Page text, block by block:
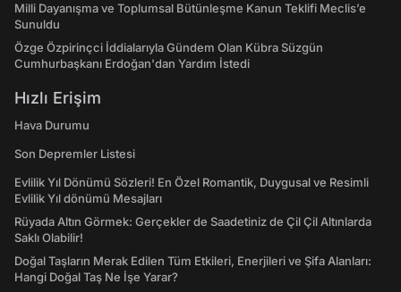
Milli Dayanışma ve Toplumsal Bütünleşme Kanun Teklifi Meclis’e
Sunuldu
Özge Özpirinçci İddialarıyla Gündem Olan Kübra Süzgün
Cumhurbaşkanı Erdoğan'dan Yardım İstedi
Hızlı Erişim
Hava Durumu
Son Depremler Listesi
Evlilik Yıl Dönümü Sözleri! En Özel Romantik, Duygusal ve Resimli
Evlilik Yıl dönümü Mesajları
Rüyada Altın Görmek: Gerçekler de Saadetiniz de Çil Çil Altınlarda
Saklı Olabilir!
Doğal Taşların Merak Edilen Tüm Etkileri, Enerjileri ve Şifa Alanları:
Hangi Doğal Taş Ne İşe Yarar?